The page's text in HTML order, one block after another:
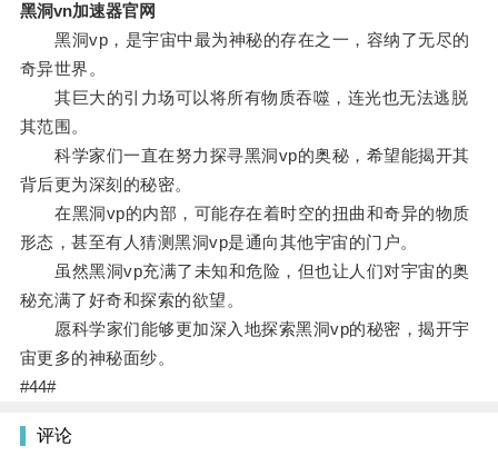
黑洞vn加速器官网
黑洞vp，是宇宙中最为神秘的存在之一，容纳了无尽的
奇异世界。
其巨大的引力场可以将所有物质吞噬，连光也无法逃脱
其范围。
科学家们一直在努力探寻黑洞vp的奥秘，希望能揭开其
背后更为深刻的秘密。
在黑洞vp的内部，可能存在着时空的扭曲和奇异的物质
形态，甚至有人猜测黑洞vp是通向其他宇宙的门户。
虽然黑洞vp充满了未知和危险，但也让人们对宇宙的奥
秘充满了好奇和探索的欲望。
愿科学家们能够更加深入地探索黑洞vp的秘密，揭开宇
宙更多的神秘面纱。
#44#
评论